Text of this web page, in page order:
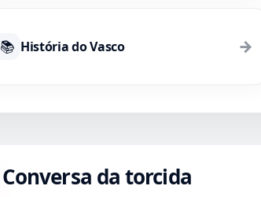
📚 História do Vasco →
Conversa da torcida